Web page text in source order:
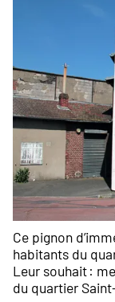
Ce pignon
habitants du
Leur souhait :
du quartier